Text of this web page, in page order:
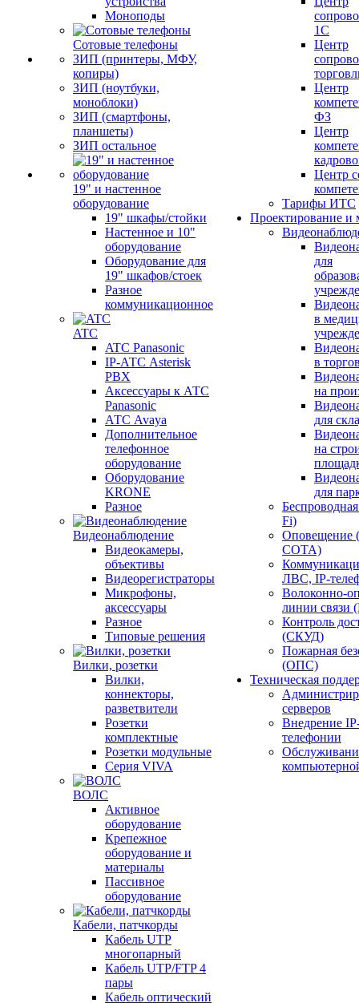
Моноподы
Сотовые телефоны
ЗИП (принтеры, МФУ,
копиры)
ЗИП (ноутбуки,
моноблоки)
ЗИП (смартфоны,
планшеты)
ЗИП остальное
19" и настенное
оборудование
19" шкафы/стойки
Настенное и 10"
оборудование
Оборудование для
19" шкафов/стоек
Разное
коммуникационное
ATC
ATC Panasonic
IP-АТС Asterisk
PBX
Аксессуары к АТС
Panasonic
АТС Avaya
Дополнительное
телефонное
оборудование
Оборудование
KRONE
Разное
Видеонаблюдение
Видеокамеры,
объективы
Видеорегистраторы
Микрофоны,
аксессуары
Разное
Типовые решения
Вилки, розетки
Вилки,
коннекторы,
разветвители
Розетки
комплектные
Розетки модульные
Серия VIVA
ВОЛС
Активное
оборудование
Крепежное
оборудование и
материалы
Пассивное
оборудование
Кабели, патчкорды
Кабель UTP
многопарный
Кабель UTP/FTP 4
пары
Кабель оптический
1С
Центр
Центр
ФЗ
Центр
Центр
Тарифы ИТС
Проектирование и
для
в
в
на
для
на
для
Fi)
СОТА)
ЛВС, IP-
Волоконно-
линии
Контроль
(СКУД)
Пожарная
(ОПС)
Техническая
серверов
Внедрение
телефонии